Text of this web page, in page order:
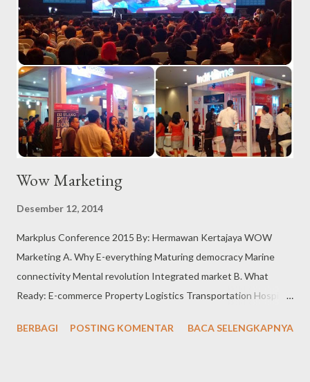
dengan tahun ini, yaitu 8 juta. Jumlah sepeda motor saat ini
berkisar 85 juta. Investasi tahun ini akan tumbuh sekitar 7
persen, dengan angka berkisar Rp. 1.000 triliun, sedangkan
tahun depan diperkirakan tumbuh sekitar 8%. Sayang sekali,
bahwa investasi masih didominasi asing dengan porsi 60%
Telekomunikasi tumbuh berkisar 8-9 %. Koneksi internet akan
tumbuh signifikan dari tahun ini sekitar ...
Wow Marketing
Desember 12, 2014
Markplus Conference 2015 By: Hermawan Kertajaya WOW
Marketing A. Why E-everything Maturing democracy Marine
connectivity Mental revolution Integrated market B. What
Ready: E-commerce Property Logistics Transportation Hospital
Insurance Retail Fire Infrastructure and utilities Telecom
BERBAGI POSTING KOMENTAR BACA SELENGKAPNYA